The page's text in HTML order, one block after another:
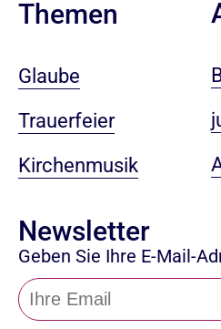
Themen
Glaube
Trauerfeier
Kirchenmusik
Newsletter
Geben Sie Ihre E-Mail-